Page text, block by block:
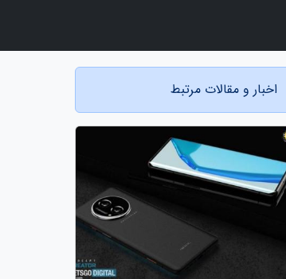
اخبار و مقالات مرتبط